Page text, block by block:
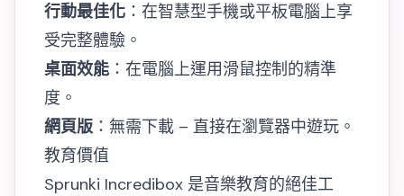
行動最佳化 ：在智慧型手機或平板電腦上享
受完整體驗。
桌面效能 ：在電腦上運用滑鼠控制的精準
度。
網頁版：無需下載 – 直接在瀏覽器中遊玩。
教育價值
Sprunki Incredibox 是音樂教育的絕佳工